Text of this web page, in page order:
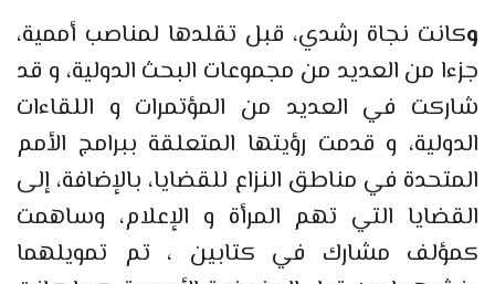
وكانت نجاة رشدي، قبل تقلدها لمناصب أممية،
جزءا من العديد من مجموعات البحث الدولية، و قد
شاركت في العديد من المؤتمرات و اللقاءات
الدولية، و قدمت رؤيتها المتعلقة ببرامج الأمم
المتحدة في مناطق النزاع للقضايا، بالإضافة، إلى
القضايا التي تهم المرأة و الإعلام، وساهمت
كمؤلف مشارك في كتابين ، تم تمويلهما